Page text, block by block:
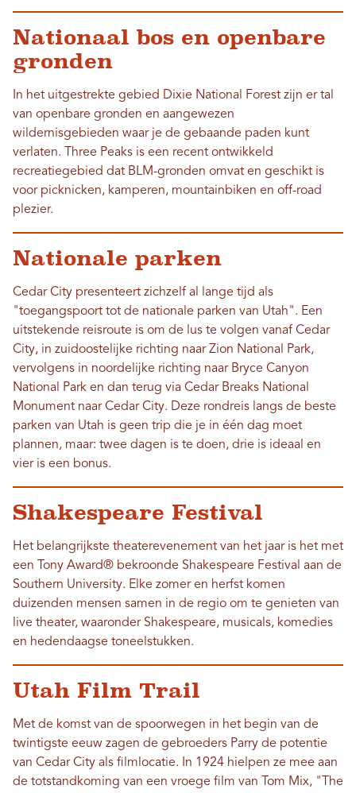
Nationaal bos en openbare
gronden
In het uitgestrekte gebied Dixie National Forest zijn er tal
van openbare gronden en aangewezen
wildernisgebieden waar je de gebaande paden kunt
verlaten. Three Peaks is een recent ontwikkeld
recreatiegebied dat BLM-gronden omvat en geschikt is
voor picknicken, kamperen, mountainbiken en off-road
plezier.
Nationale parken
Cedar City presenteert zichzelf al lange tijd als
"toegangspoort tot de nationale parken van Utah". Een
uitstekende reisroute is om de lus te volgen vanaf Cedar
City, in zuidoostelijke richting naar Zion National Park,
vervolgens in noordelijke richting naar Bryce Canyon
National Park en dan terug via Cedar Breaks National
Monument naar Cedar City. Deze rondreis langs de beste
parken van Utah is geen trip die je in één dag moet
plannen, maar: twee dagen is te doen, drie is ideaal en
vier is een bonus.
Shakespeare Festival
Het belangrijkste theaterevenement van het jaar is het met
een Tony Award® bekroonde Shakespeare Festival aan de
Southern University. Elke zomer en herfst komen
duizenden mensen samen in de regio om te genieten van
live theater, waaronder Shakespeare, musicals, komedies
en hedendaagse toneelstukken.
Utah Film Trail
Met de komst van de spoorwegen in het begin van de
twintigste eeuw zagen de gebroeders Parry de potentie
van Cedar City als filmlocatie. In 1924 hielpen ze mee aan
de totstandkoming van een vroege film van Tom Mix, "The